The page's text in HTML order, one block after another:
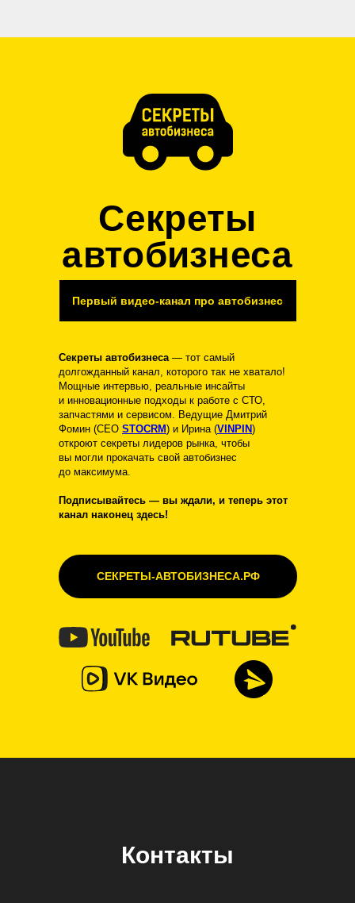
СЕКРЕТЫ-АВТОБИЗНЕСА.РФ
Секреты
автобизнеса
Первый видео-канал про автобизнес
Секреты автобизнеса— тот самый
долгожданный канал, которого так не хватало!
Мощные интервью, реальные инсайты
и инновационные подходы к работе с СТО,
запчастями и сервисом. Ведущие Дмитрий
Фомин (CEO STOCRM) и Ирина (VINPIN)
откроют секреты лидеров рынка, чтобы
вы могли прокачать свой автобизнес
до максимума.
Подписывайтесь — вы ждали, и теперь этот
канал наконец здесь!
Контакты